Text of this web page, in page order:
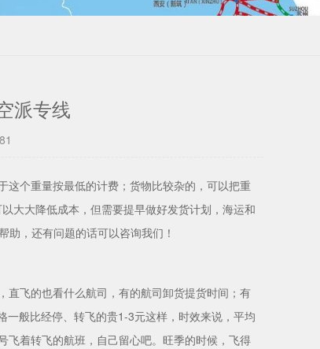
派专线
这个重量按最低的计费；货物比较杂的，可以把重
大大降低成本，但需要提早做好发货计划，海运和
，还有问题的话可以咨询我们！
直飞的也看什么航司，有的航司卸货提货时间；有
般比经停、转飞的贵1-3元这样，时效来说，平均
飞着转飞的航班，自己留心吧。旺季的时候，飞得